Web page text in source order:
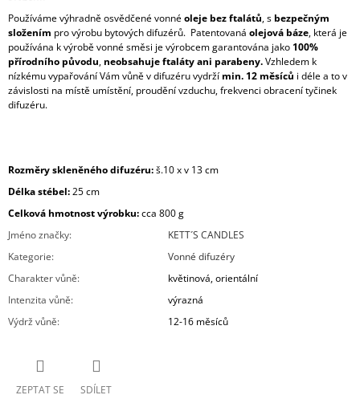
Používáme výhradně osvědčené vonnéoleje bez ftalátů, s bezpečným
složením pro výrobu bytových difuzérů. Patentovaná olejová báze, která je
používána k výrobě vonné směsi je výrobcem garantována jako 100%
přírodního původu, neobsahuje ftaláty ani parabeny.Vzhledem k
nízkému vypařování Vám vůně v difuzéru vydrží min. 12 měsíců i déle a to v
závislosti na místě umístění, proudění vzduchu, frekvenci obracení tyčinek
difuzéru.
Rozměry skleněného difuzéru:š.10 x v 13 cm
Délka stébel:25 cm
Celková hmotnost výrobku:cca 800g
Jméno značky:
KETT´S CANDLES
Kategorie:
Vonné difuzéry
Charakter vůně:
květinová, orientální
Intenzita vůně:
výrazná
Výdrž vůně: 12-16 měsíců
ZEPTAT SE SDÍLET